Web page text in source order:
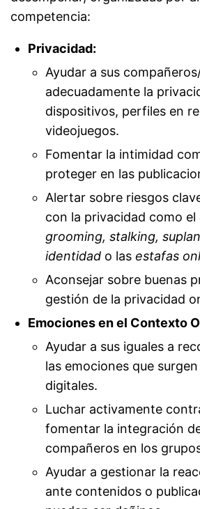
competencia:
Privacidad:
Ayudar a sus
adecuadamente la
dispositivos, perfiles en
videojuegos.
Fomentar la intimidad
proteger en las
Alertar sobre riesgos
con la privacidad como el
grooming, stalking,
identidad o las estafas
Aconsejar sobre buenas
gestión de la privacidad
Emociones en el Contexto
Ayudar a sus iguales a
las emociones que
digitales.
Luchar activamente
fomentar la integración
compañeros en los
Ayudar a gestionar la
ante contenidos o